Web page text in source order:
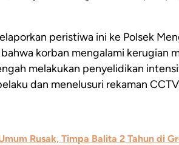
peristiwa ini ke Polsek
korban mengalami kerugian
melakukan penyelidikan
dan menelusuri rekaman
Rusak, Timpa Balita 2 Tahun di